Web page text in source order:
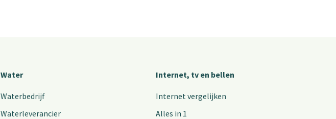
Water
Waterbedrijf
Waterleverancier
Internet, tv en bellen
Internet vergelijken
Alles in 1